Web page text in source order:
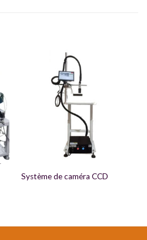
Système de caméra CCD